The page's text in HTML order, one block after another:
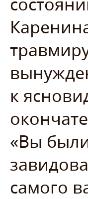
к
«Вы
самого